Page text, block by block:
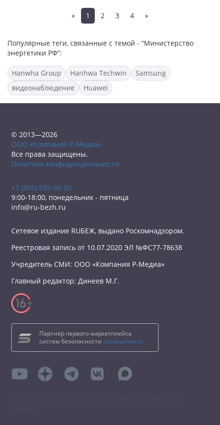
« 1 2 3 4 »
Популярные теги, связанные с темой - “Министерство
энергетики РФ”:
Hanwha Group Hanhwa Techwin
Samsung
видеонаблюдение
Huawei
© 2013—2026
ООО «Компания Р-Медиа»
Все права защищены.
Политика конфиденциальности
+7 (495) 539-30-20
9:00-18:00, понедельник - пятница
info@ru-bezh.ru
Сетевое издание RUБЕЖ, выдано Роскомнадзором.
Реестровая запись от 10.07.2020 ЭЛ №ФС77-78638
Учредитель СМИ: ООО «Компания Р-Медиа»
Главный редактор: Динеев М.Г.
Партнёр первого маркетплейса
систем безопасности secumarket.ru